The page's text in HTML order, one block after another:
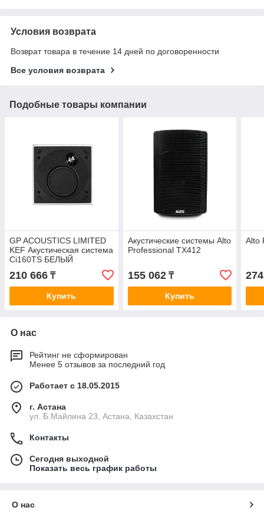
Условия возврата
Возврат товара в течение 14 дней по договоренности
Все условия возврата
Подобные товары компании
GP ACOUSTICS LIMITED
KEF Акустическая система
Ci160TS БЕЛЫЙ
210 666 ₸
Купить
Акустические системы Alto
Professional TX412
155 062₸
Купить
Alto
О нас
Рейтинг не сформирован
Менее 5 отзывов за последний год
Работает с 18.05.2015
г. Астана
ул. Б.Майлина 23, Астана, Казахстан
Контакты
Сегодня выходной
Показать весь график работы
О нас